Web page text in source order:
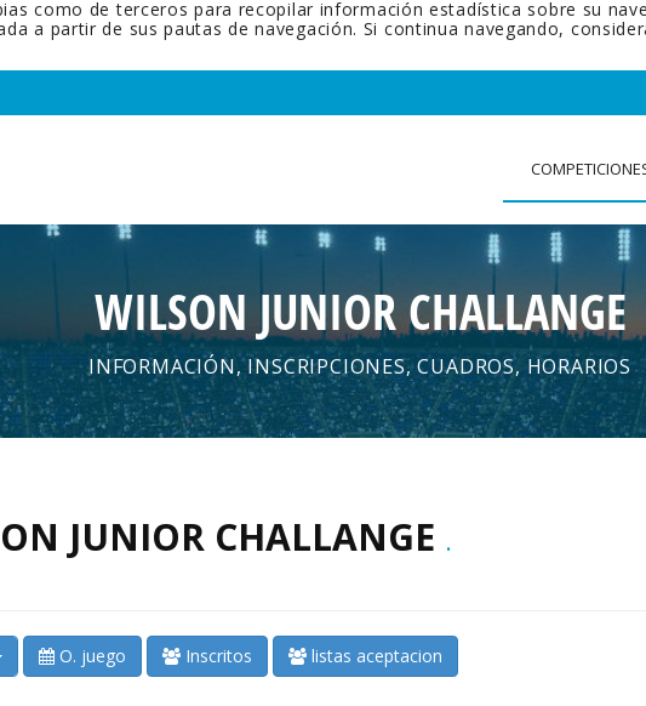
como de terceros para recopilar información estadística sobre su
a partir de sus pautas de navegación. Si continua navegando,
WILSON JUNIOR CHALLANGE
INFORMACIÓN, INSCRIPCIONES, CUADROS, HORARIOS
JUNIOR CHALLANGE .
O. juego Inscritos listas aceptacion